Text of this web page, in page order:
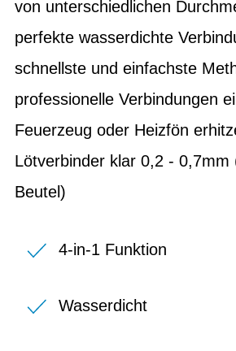
von unterschiedlichen
perfekte wasserdichte
schnellste und einfachste
professionelle Verbindungen
Feuerzeug oder Heizfön
Lötverbinder klar 0,2 - 0,7mm
Beutel)
4-in-1 Funktion
Wasserdicht